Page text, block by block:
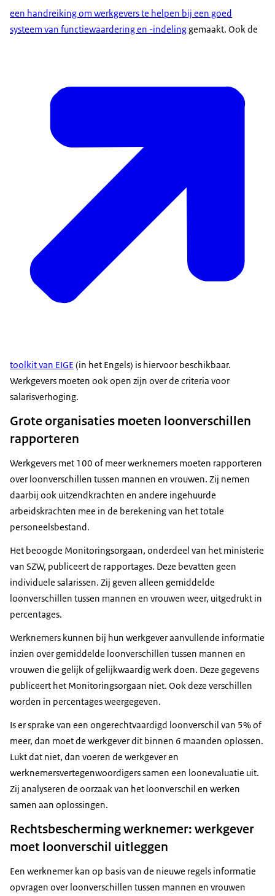
een handreiking om werkgevers te helpen bij een goed
systeem van functiewaardering en -indelinggemaakt. Ook de
toolkit van EIGE (in het Engels) is hiervoor beschikbaar.
Werkgevers moeten ook open zijn over de criteria voor
salarisverhoging.
Grote organisaties moeten loonverschillen
rapporteren
Werkgevers met 100 of meer werknemers moeten rapporteren
over loonverschillen tussen mannen en vrouwen. Zij nemen
daarbij ook uitzendkrachten en andere ingehuurde
arbeidskrachten mee in de berekening van het totale
personeelsbestand.
Het beoogde Monitoringsorgaan, onderdeel van het ministerie
van SZW, publiceert de rapportages. Deze bevatten geen
individuele salarissen. Zij geven alleen gemiddelde
loonverschillen tussen mannen en vrouwen weer, uitgedrukt in
percentages.
Werknemers kunnen bij hun werkgever aanvullende informatie
inzien over gemiddelde loonverschillen tussen mannen en
vrouwen die gelijk of gelijkwaardig werk doen. Deze gegevens
publiceert het Monitoringsorgaan niet. Ook deze verschillen
worden in percentages weergegeven.
Is er sprake van een ongerechtvaardigd loonverschil van 5% of
meer, dan moet de werkgever dit binnen 6 maanden oplossen.
Lukt dat niet, dan voeren de werkgever en
werknemersvertegenwoordigers samen een loonevaluatie uit.
Zij analyseren de oorzaak van het loonverschil en werken
samen aan oplossingen.
Rechtsbescherming werknemer: werkgever
moet loonverschil uitleggen
Een werknemer kan op basis van de nieuwe regels informatie
opvragen over loonverschillen tussen mannen en vrouwen